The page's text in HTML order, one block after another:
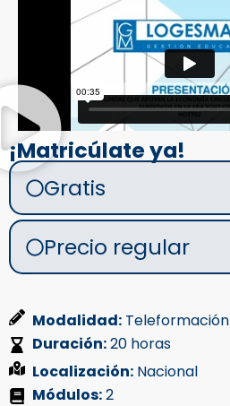
¡Matricúlate ya!
Gratis
Precio regular
Modalidad: Teleformación
Duración:20 horas
Localización: Nacional
Módulos:2